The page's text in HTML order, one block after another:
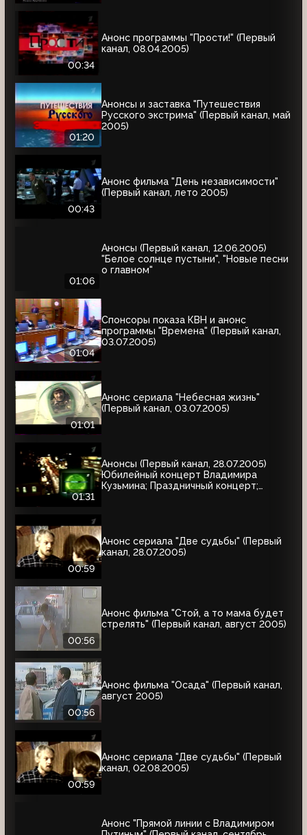
00:34
Анонс программы "Прости!" (Первый
канал, 08.04.2005)
01:20
Анонсы и заставка "Путешествия
Русского экстрима" (Первый канал, май
2005)
00:43
Анонс фильма "День независимости"
(Первый канал, лето 2005)
01:06
Анонсы (Первый канал, 12.06.2005)
"Белое солнце пустыни", "Новые песни
о главном"
01:04
Спонсоры показа КВН и анонс
программы "Времена" (Первый канал,
03.07.2005)
01:01
Анонс сериала "Небесная жизнь"
(Первый канал, 03.07.2005)
01:31
Анонсы (Первый канал, 28.07.2005)
Юбилейный концерт Владимира
Кузьмина; Праздничный концерт;
00:59
Анонс сериала "Две судьбы" (Первый
канал, 28.07.2005)
00:56
Анонс фильма "Стой, а то мама будет
стрелять" (Первый канал, август 2005)
00:56
Анонс фильма "Осада" (Первый канал,
август 2005)
00:59
Анонс сериала "Две судьбы" (Первый
канал, 02.08.2005)
Анонс "Прямой линии с Владимиром